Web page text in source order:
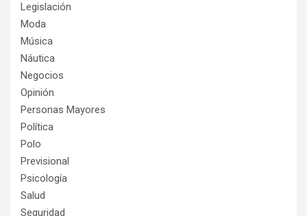
Legislación
Moda
Música
Náutica
Negocios
Opinión
Personas Mayores
Política
Polo
Previsional
Psicología
Salud
Seguridad